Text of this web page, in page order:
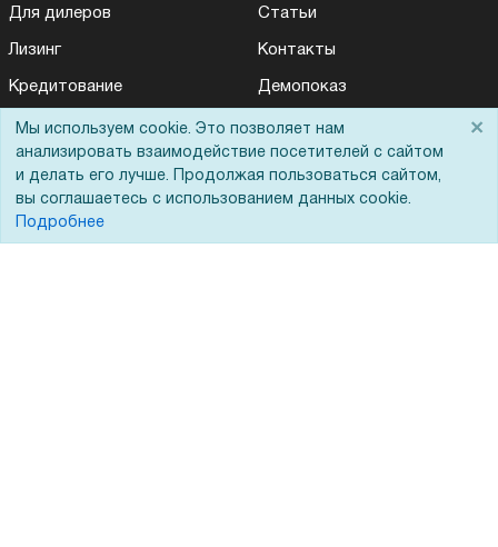
Для дилеров
Лизинг
Кредитование
Госучреждениям
Тендеры
Бренды
ЭДО
Статьи
Контакты
Демопоказ
Мы используем cookie. Это позволяет нам
анализировать взаимодействие посетителей с сайтом
и делать его лучше. Продолжая пользоваться сайтом,
вы соглашаетесь с использованием данных cookie.
Подробнее
×